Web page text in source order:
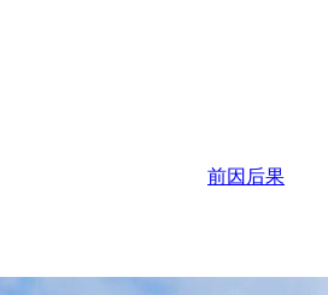
前因后果